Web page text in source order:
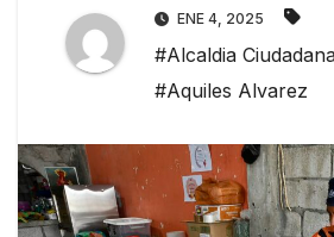
ENE 4, 2025
#Alcaldia
#Aquiles Alvarez